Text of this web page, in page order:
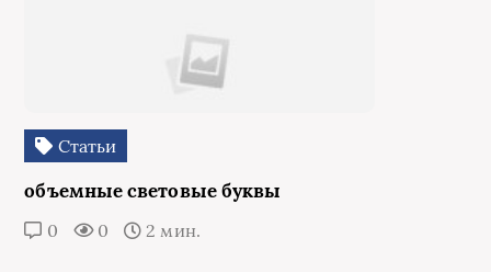
Статьи
объемные световые буквы
0 0 2 мин.